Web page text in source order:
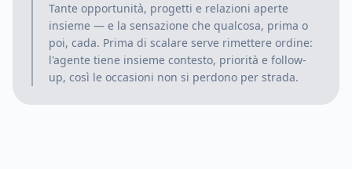
Tante opportunità, progetti e relazioni aperte
insieme — e la sensazione che qualcosa, prima o
poi, cada. Prima di scalare serve rimettere ordine:
l'agente tiene insieme contesto, priorità e follow-
up, così le occasioni non si perdono per strada.